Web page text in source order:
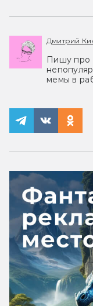
Дмитрий
Пишу про
мемы в